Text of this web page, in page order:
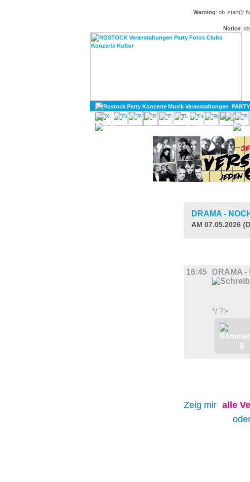
Warning: ob_start():
Notice:
KULTUR
DIVERSES
DRAMA -
AM 07.05.2026
16:45 DRAMA
*/ ?>
Zeig mir alle